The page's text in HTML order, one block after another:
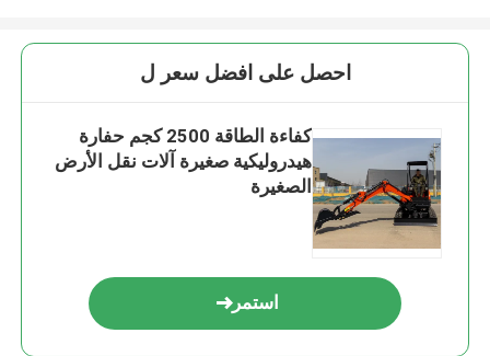
احصل على افضل سعر ل
كفاءة الطاقة 2500 كجم حفارة
هيدروليكية صغيرة آلات نقل الأرض
الصغيرة
استمر